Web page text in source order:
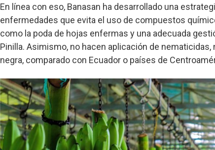
En línea con eso, Banasan ha desarrollado una
enfermedades que evita el uso de compuestos
como la poda de hojas enfermas y una adecuada
Pinilla. Asimismo, no hacen aplicación de
negra, comparado con Ecuador o países de